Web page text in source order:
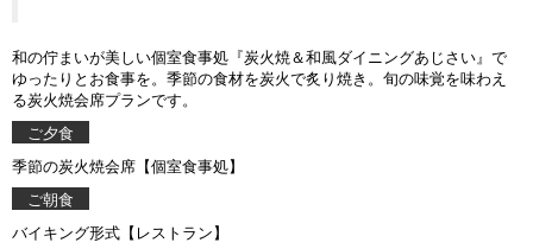
和の佇まいが美しい個室食事処『炭火焼＆和風ダイニングあじさい』で
ゆったりとお食事を。季節の食材を炭火で炙り焼き。旬の味覚を味わえ
る炭火焼会席プランです。
ご夕食
季節の炭火焼会席【個室食事処】
ご朝食
バイキング形式【レストラン】